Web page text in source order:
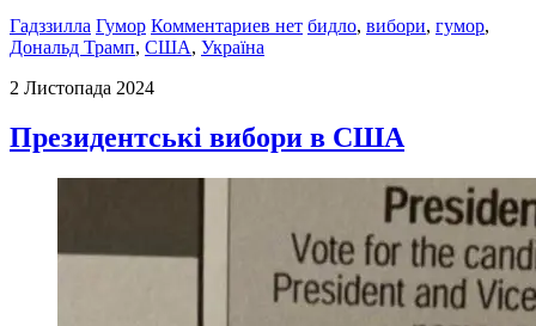
Гадззилла Гумор Комментариев нет бидло, вибори, гумор,
Дональд Трамп, США, Україна
2 Листопада 2024
Президентські вибори в США